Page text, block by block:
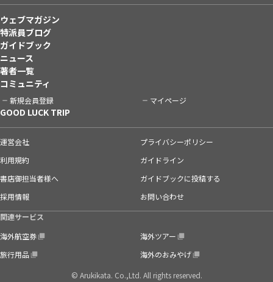
ウェブマガジン
特派員ブログ
ガイドブック
ニュース
著者一覧
コミュニティ
新規会員登録 マイページ
GOOD LUCK TRIP
運営会社
プライバシーポリシー
利用規約
ガイドライン
書店御担当者様へ
ガイドブックに投稿する
採用情報
お問い合わせ
関連サービス
海外航空券
海外ツアー
旅行用品
海外のおみやげ
© Arukikata. Co.,Ltd. All rights reserved.